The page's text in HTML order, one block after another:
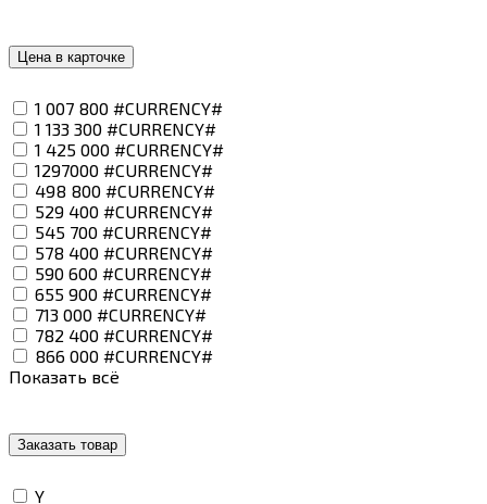
Цена в карточке
1 007 800 #CURRENCY#
1 133 300 #CURRENCY#
1 425 000 #CURRENCY#
1297000 #CURRENCY#
498 800 #CURRENCY#
529 400 #CURRENCY#
545 700 #CURRENCY#
578 400 #CURRENCY#
590 600 #CURRENCY#
655 900 #CURRENCY#
713 000 #CURRENCY#
782 400 #CURRENCY#
866 000 #CURRENCY#
Показать всё
Заказать товар
Y